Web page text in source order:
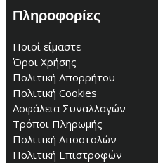
Πληροφορίες
Ποιοί είμαστε
Όροι Χρήσης
Πολιτική Απορρήτου
Πολιτική Cookies
Ασφάλεια Συναλλαγών
Τρόποι Πληρωμής
Πολιτική Αποστολών
Πολιτική Επιστροφών